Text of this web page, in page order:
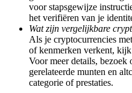
Deposit CASHCAT &
Share 500000
Exclusive for BitMart Users
voor stapsgewijze
het verifiëren van je
Wat zijn vergelijkbare
Als je cryptocurrencies
of kenmerken verkent, kijk
Voor meer details, bezoek
gerelateerde munten en
categorie of prestaties.